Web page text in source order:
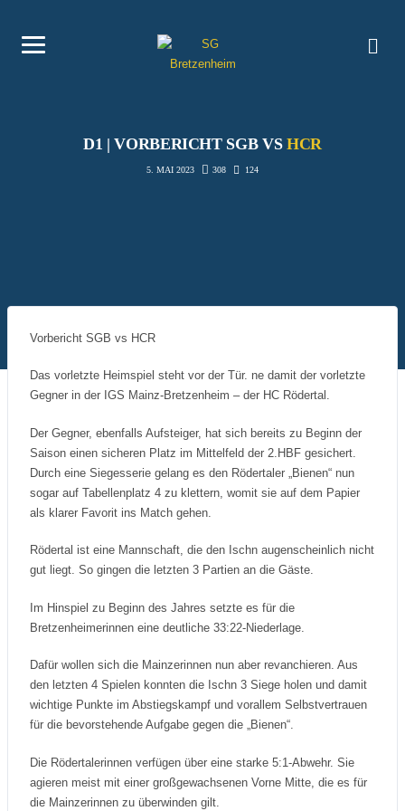
D1 | VORBERICHT SGB VS HCR
5. MAI 2023 308 124
Vorbericht SGB vs HCR
Das vorletzte Heimspiel steht vor der Tür. ne damit der vorletzte
Gegner in der IGS Mainz-Bretzenheim – der HC Rödertal.
Der Gegner, ebenfalls Aufsteiger, hat sich bereits zu Beginn der
Saison einen sicheren Platz im Mittelfeld der 2.HBF gesichert.
Durch eine Siegesserie gelang es den Rödertaler „Bienen“ nun
sogar auf Tabellenplatz 4 zu klettern, womit sie auf dem Papier
als klarer Favorit ins Match gehen.
Rödertal ist eine Mannschaft, die den Ischn augenscheinlich nicht
gut liegt. So gingen die letzten 3 Partien an die Gäste.
Im Hinspiel zu Beginn des Jahres setzte es für die
Bretzenheimerinnen eine deutliche 33:22-Niederlage.
Dafür wollen sich die Mainzerinnen nun aber revanchieren. Aus
den letzten 4 Spielen konnten die Ischn 3 Siege holen und damit
wichtige Punkte im Abstiegskampf und vorallem Selbstvertrauen
für die bevorstehende Aufgabe gegen die „Bienen“.
Die Rödertalerinnen verfügen über eine starke 5:1-Abwehr. Sie
agieren meist mit einer großgewachsenen Vorne Mitte, die es für
die Mainzerinnen zu überwinden gilt.